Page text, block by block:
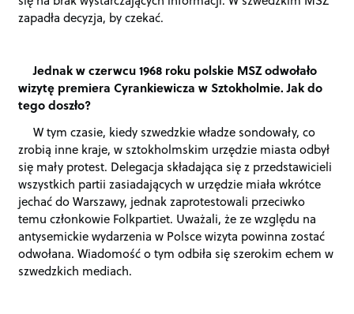
zapadła decyzja, by czekać.
Jednak w czerwcu 1968 roku polskie MSZ odwołało
wizytę premiera Cyrankiewicza w Sztokholmie. Jak do
tego doszło?
W tym czasie, kiedy szwedzkie władze sondowały, co
zrobią inne kraje, w sztokholmskim urzędzie miasta odbył
się mały protest. Delegacja składająca się z przedstawicieli
wszystkich partii zasiadających w urzędzie miała wkrótce
jechać do Warszawy, jednak zaprotestowali przeciwko
temu członkowie Folkpartiet. Uważali, że ze względu na
antysemickie wydarzenia w Polsce wizyta powinna zostać
odwołana. Wiadomość o tym odbiła się szerokim echem w
szwedzkich mediach.